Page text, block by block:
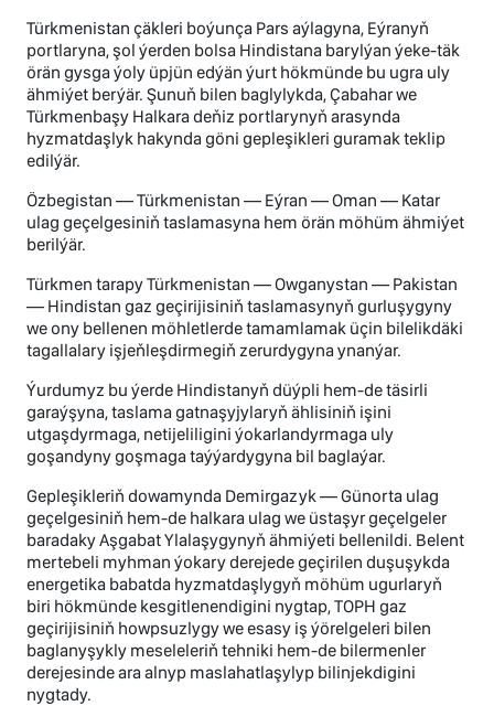
Türkmenistan çäkleri boýunça Pars aýlagyna, Eýranyň
portlaryna, şol ýerden bolsa Hindistana barylýan ýeke-täk
örän gysga ýoly üpjün edýän ýurt hökmünde bu ugra uly
ähmiýet berýär. Şunuň bilen baglylykda, Çabahar we
Türkmenbaşy Halkara deňiz portlarynyň arasynda
hyzmatdaşlyk hakynda göni gepleşikleri guramak teklip
edilýär.
Özbegistan — Türkmenistan — Eýran — Oman — Katar
ulag geçelgesiniň taslamasyna hem örän möhüm ähmiýet
berilýär.
Türkmen tarapy Türkmenistan — Owganystan — Pakistan
— Hindistan gaz geçirijisiniň taslamasynyň gurluşygyny
we ony bellenen möhletlerde tamamlamak üçin bilelikdäki
tagallalary işjeňleşdirmegiň zerurdygyna ynanýar.
Ýurdumyz bu ýerde Hindistanyň düýpli hem-de täsirli
garaýşyna, taslama gatnaşyjylaryň ählisiniň işini
utgaşdyrmaga, netijeliligini ýokarlandyrmaga uly
goşandyny goşmaga taýýardygyna bil baglaýar.
Gepleşikleriň dowamynda Demirgazyk — Günorta ulag
geçelgesiniň hem-de halkara ulag we üstaşyr geçelgeler
baradaky Aşgabat Ylalaşygynyň ähmiýeti bellenildi. Belent
mertebeli myhman ýokary derejede geçirilen duşuşykda
energetika babatda hyzmatdaşlygyň möhüm ugurlaryň
biri hökmünde kesgitlenendigini nygtap, TOPH gaz
geçirijisiniň howpsuzlygy we esasy iş ýörelgeleri bilen
baglanyşykly meseleleriň tehniki hem-de bilermenler
derejesinde ara alnyp maslahatlaşylyp bilinjekdigini
nygtady.